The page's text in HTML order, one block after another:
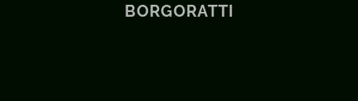
BORGORATTI